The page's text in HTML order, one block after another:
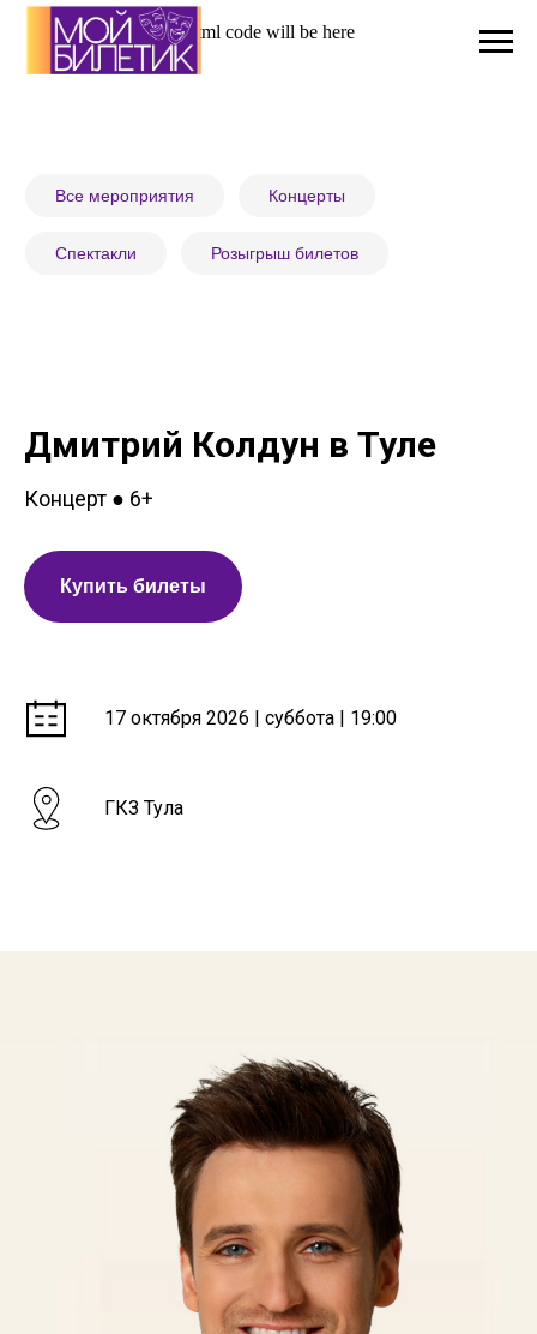
Html code will be here
Все мероприятия Концерты
Спектакли Розыгрыш билетов
Дмитрий Колдун в Туле
Концерт ● 6+
Купить билеты
17 октября 2026 | суббота | 19:00
ГКЗ Тула